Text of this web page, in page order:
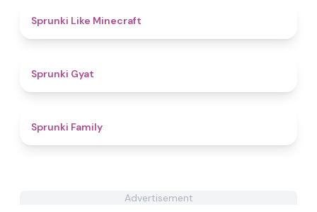
Sprunki Like Minecraft
Sprunki Gyat
Sprunki Family
Advertisement